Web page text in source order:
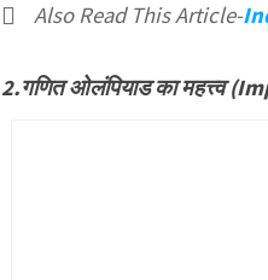
Also Read This Article-
2.गणित ओलंपियाड का महत्त्व